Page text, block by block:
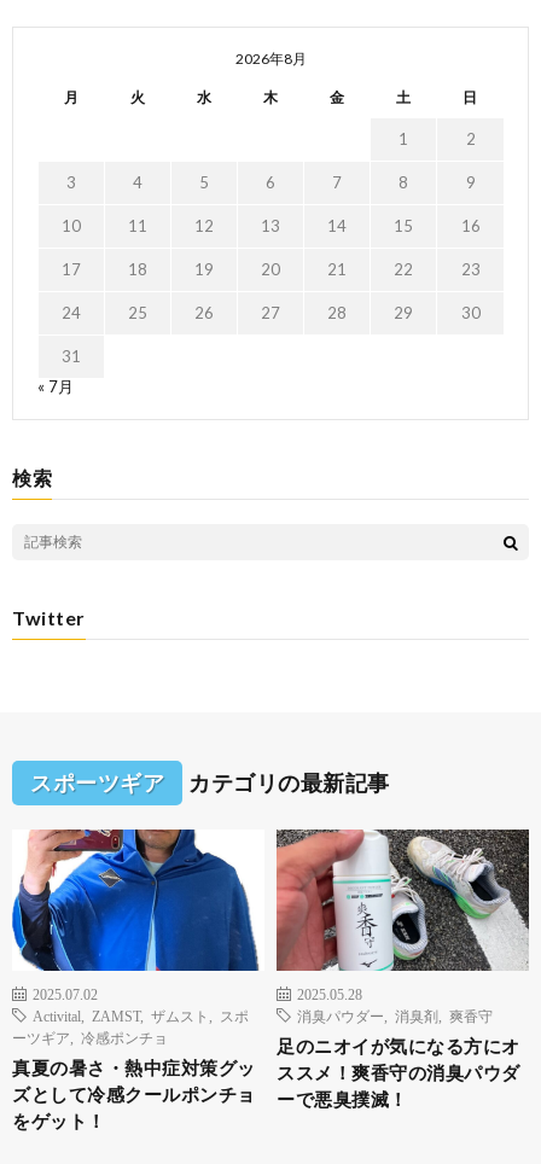
2026年8月
月 火 水 木 金 土 日
1 2
3 4 5 6 7 8 9
10 11 12 13 14 15 16
17 18 19 20 21 22 23
24 25 26 27 28 29 30
31
« 7月
検索
Twitter
スポーツギア カテゴリの最新記事
2025.07.02
Activital
ZAMST, ザムスト
スポ
ーツギア
冷感ポンチョ
真夏の暑さ・熱中症対策グッ
ズとして冷感クールポンチョ
をゲット！
2025.05.28
消臭パウダー
消臭剤 爽香守
足のニオイが気になる方にオ
ススメ！爽香守の消臭パウダ
ーで悪臭撲滅！